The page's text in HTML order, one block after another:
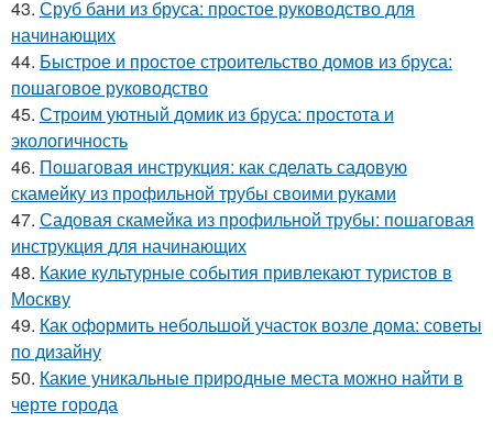
43. Сруб бани из бруса: простое руководство для
начинающих
44. Быстрое и простое строительство домов из бруса:
пошаговое руководство
45. Строим уютный домик из бруса: простота и
экологичность
46. Пошаговая инструкция: как сделать садовую
скамейку из профильной трубы своими руками
47. Садовая скамейка из профильной трубы: пошаговая
инструкция для начинающих
48. Какие культурные события привлекают туристов в
Москву
49. Как оформить небольшой участок возле дома: советы
по дизайну
50. Какие уникальные природные места можно найти в
черте города